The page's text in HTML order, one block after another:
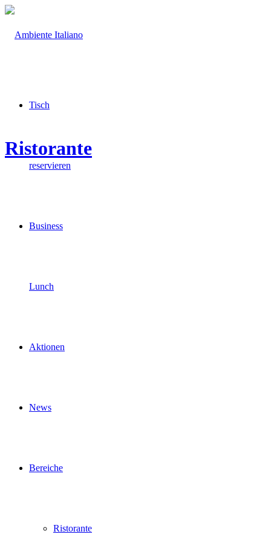
Tisch
reservieren
Business
Lunch
Aktionen
News
Bereiche
Ristorante
Ristorante